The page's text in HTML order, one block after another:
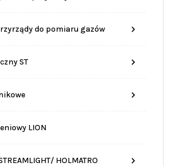
do pomiaru gazów
ST
LION
HOLMATRO